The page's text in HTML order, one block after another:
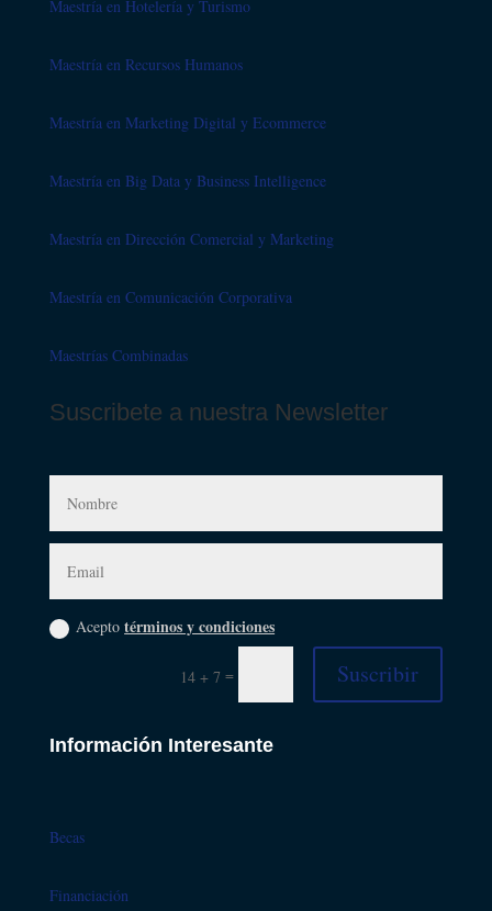
Maestría en Hotelería y Turismo
Maestría en Recursos Humanos
Maestría en Marketing Digital y Ecommerce
Maestría en Big Data y Business Intelligence
Maestría en Dirección Comercial y Marketing
Maestría en Comunicación Corporativa
Maestrías Combinadas
Suscribete a nuestra Newsletter
Aceptotérminos y condiciones
14 + 7 = Suscribir
Información Interesante
Becas
Financiación